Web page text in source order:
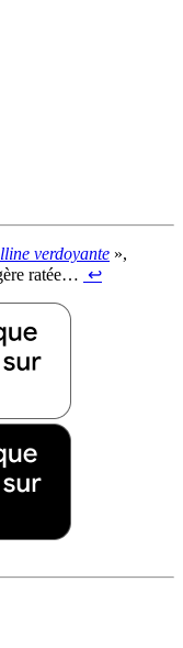
verdoyante »,
ratée… ↩︎